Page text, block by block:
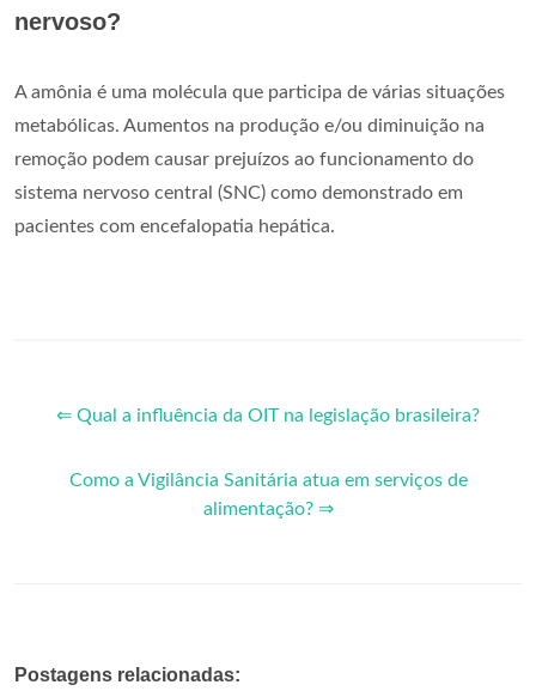
nervoso?
A amônia é uma molécula que participa de várias situações
metabólicas. Aumentos na produção e/ou diminuição na
remoção podem causar prejuízos ao funcionamento do
sistema nervoso central (SNC) como demonstrado em
pacientes com encefalopatia hepática.
⇐ Qual a influência da OIT na legislação brasileira?
Como a Vigilância Sanitária atua em serviços de
alimentação? ⇒
Postagens relacionadas: